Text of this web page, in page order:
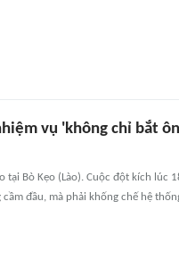
vụ 'không chỉ bắt
Bò Kẹo (Lào). Cuộc đột kích lúc
đầu, mà phải khống chế hệ